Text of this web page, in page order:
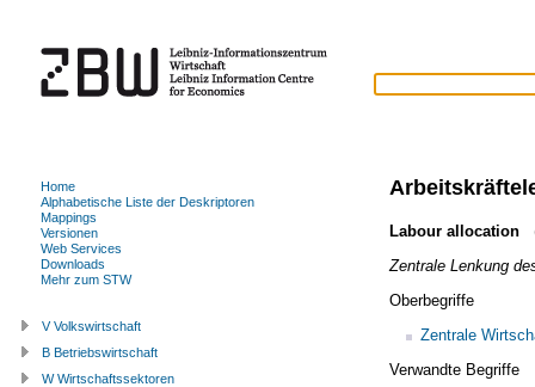
Labour allocation
Zentrale Lenkung
Oberbegriffe
Zentrale
Verwandte Begriffe
Home
Alphabetische Liste der Deskriptoren
Mappings
Versionen
Web Services
Downloads
Mehr zum STW
V Volkswirtschaft
B Betriebswirtschaft
W Wirtschaftssektoren